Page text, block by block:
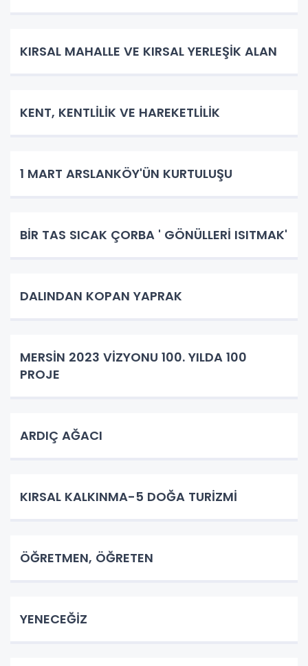
KIRSAL MAHALLE VE KIRSAL YERLEŞİK ALAN
KENT, KENTLİLİK VE HAREKETLİLİK
1 MART ARSLANKÖY'ÜN KURTULUŞU
BİR TAS SICAK ÇORBA ' GÖNÜLLERİ ISITMAK'
DALINDAN KOPAN YAPRAK
MERSİN 2023 VİZYONU 100. YILDA 100
PROJE
ARDIÇ AĞACI
KIRSAL KALKINMA-5 DOĞA TURİZMİ
ÖĞRETMEN, ÖĞRETEN
YENECEĞİZ